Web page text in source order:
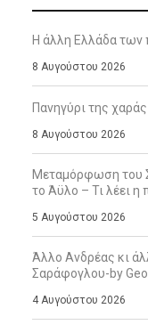
Η άλλη Ελλάδα των
8 Αυγούστου 2026
Πανηγύρι της
8 Αυγούστου 2026
Μεταμόρφωση του
το Άϋλο – Τι λέει η
5 Αυγούστου 2026
Άλλο Ανδρέας κι
Σαράφογλου-by
4 Αυγούστου 2026